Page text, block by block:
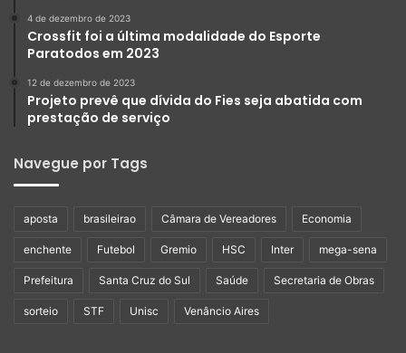
4 de dezembro de 2023
Crossfit foi a última modalidade do Esporte
Paratodos em 2023
12 de dezembro de 2023
Projeto prevê que dívida do Fies seja abatida com
prestação de serviço
Navegue por Tags
aposta brasileirao Câmara de Vereadores Economia
enchente Futebol Gremio HSC Inter mega-sena
Prefeitura Santa Cruz do Sul Saúde Secretaria de Obras
sorteio STF Unisc Venâncio Aires